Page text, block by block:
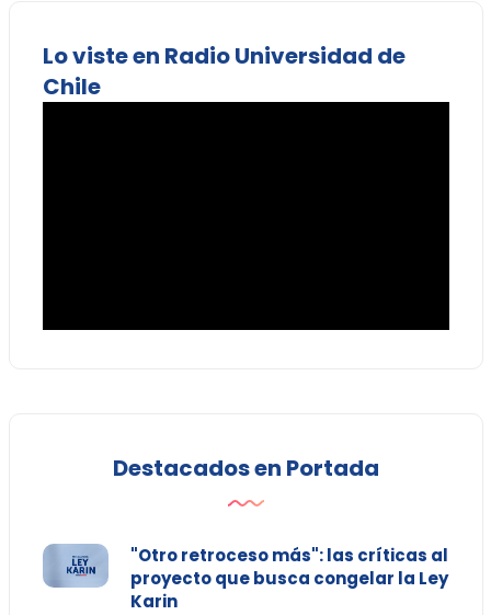
Lo viste en Radio Universidad de
Chile
Destacados en Portada
"Otro retroceso más": las críticas al
proyecto que busca congelar la Ley
Karin